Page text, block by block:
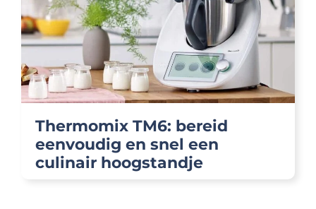
Thermomix TM6: bereid
eenvoudig en snel een
culinair hoogstandje